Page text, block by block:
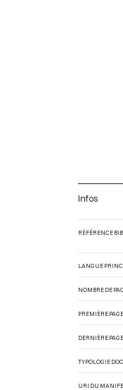
Infos
RÉFÉRENCE
LANGUE
NOMBRE DE
PREMIÈRE PAGE
DERNIÈRE PAGE
TYPOLOGIE
URI DU